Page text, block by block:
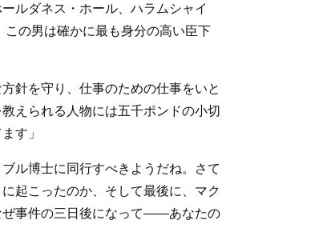
ルダネス・ホール、ハラムシャイ
の男は確かに最も身分の高い臣下
針を守り、仕事のための仕事をいと
えられる人物には五千ポンドの小切
す」
ル博士に同行すべきようだね。さて
起こったのか、そして最後に、マク
ぜ事件の三日後になって――あなたの